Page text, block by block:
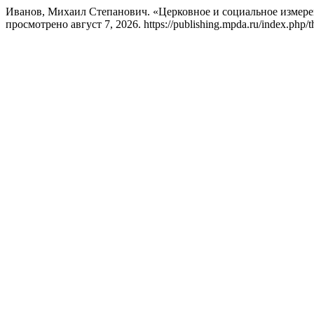
Иванов, Михаил Степанович. «Церковное и социальное
просмотрено август 7, 2026. https://publishing.mpda.ru/